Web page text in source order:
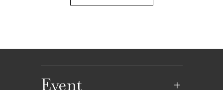
Event